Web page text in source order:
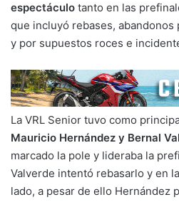
espectáculo tanto en las
que incluyó rebases,
y por supuestos roces e
La VRL Senior tuvo como
Mauricio Hernández y Bernal
marcado la pole y lideraba la
Valverde intentó rebasarlo y en
lado, a pesar de ello Hernández